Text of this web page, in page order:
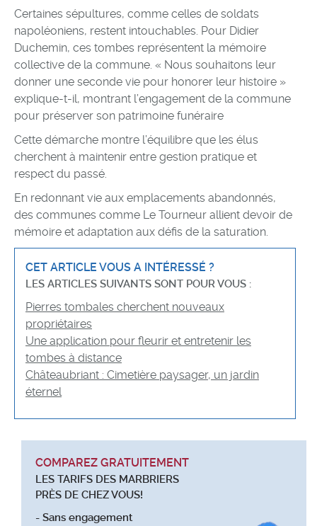
Certaines sépultures, comme celles de soldats
napoléoniens, restent intouchables. Pour Didier
Duchemin, ces tombes représentent la mémoire
collective de la commune. « Nous souhaitons leur
donner une seconde vie pour honorer leur histoire »
explique-t-il, montrant l’engagement de la commune
pour préserver son patrimoine funéraire
Cette démarche montre l’équilibre que les élus
cherchent à maintenir entre gestion pratique et
respect du passé.
En redonnant vie aux emplacements abandonnés,
des communes comme Le Tourneur allient devoir de
mémoire et adaptation aux défis de la saturation.
CET ARTICLE VOUS A INTÉRESSÉ ?
LES ARTICLES SUIVANTS SONT POUR VOUS :
Pierres tombales cherchent nouveaux
propriétaires
Une application pour fleurir et entretenir les
tombes à distance
Châteaubriant : Cimetière paysager, un jardin
éternel
COMPAREZ GRATUITEMENT
LES TARIFS DES MARBRIERS
PRÈS DE CHEZ VOUS!
- Sans engagement